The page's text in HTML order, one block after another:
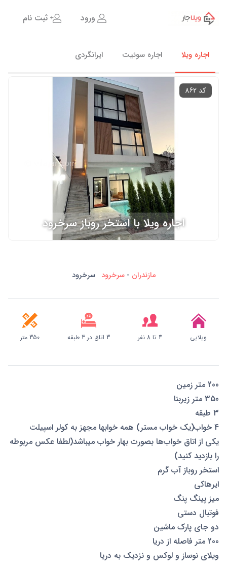
اجاره ویلا اجاره سوئیت ایرانگردی
ورود ثبت نام
اجاره ویلا با استخر روباز سرخرود
کد 862
مازندران- سرخرودسرخرود
ویلایی 4 تا 8 نفر 3 اتاق در 3 طبقه 350 متر
200 متر زمین
350 متر زیربنا
3 طبقه
4 خواب(يك خواب مستر) همه خوابها مجهز به کولر اسپیلت
یکی از اتاق خواب‌ها بصورت بهار خواب میباشد(لطفا عکس مربوطه
را بازدید کنید)
استخر روباز آب گرم
ايرهاكى
میز پینگ پنگ
فوتبال دستی
دو جای پارک ماشین
200 متر فاصله از دریا
ويلاى نوساز و لوكس و نزديك به دريا